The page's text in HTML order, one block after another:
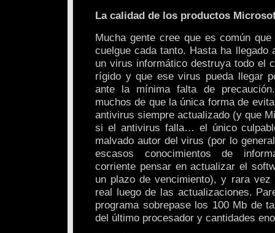
La calidad de los productos
Mucha gente cree que es común
cuelgue cada tanto. Hasta ha llegado
un virus informático destruya todo el
rígido y que ese virus pueda llegar
ante la mínima falta de
muchos de que la única forma de
antivirus siempre actualizado (y que
si el antivirus falla… el único
malvado autor del virus (por lo
escasos conocimientos de
corriente pensar en actualizar el
un plazo de vencimiento), y rara vez
real luego de las actualizaciones.
programa sobrepase los 100 Mb de
del último procesador y cantidades